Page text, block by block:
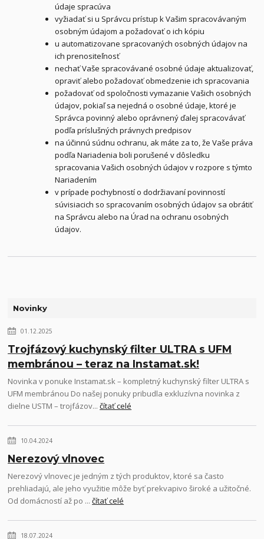
Novinky
01.12.2025
Trojfázový kuchynský filter ULTRA s UFM
membránou – teraz na Instamat.sk!
Novinka v ponuke Instamat.sk – kompletný kuchynský filter ULTRA s
UFM membránou Do našej ponuky pribudla exkluzívna novinka z
dielne USTM – trojfázov...čítať celé
10.04.2024
Nerezový vlnovec
Nerezový vlnovec je jedným z tých produktov, ktoré sa často
prehliadajú, ale jeho využitie môže byť prekvapivo široké a užitočné.
Od domácností až po ...čítať celé
18.07.2024
údaje spracúva
vyžiadať si u Správcu prístup k Vašim spracovávaným
osobným údajom a požadovať o ich kópiu
u automatizovane spracovaných osobných údajov na
ich prenositeľnosť
nechať Vaše spracovávané osobné údaje aktualizovať,
opraviť alebo požadovať obmedzenie ich spracovania
požadovať od spoločnosti vymazanie Vašich osobných
údajov, pokiaľ sa nejedná o osobné údaje, ktoré je
Správca povinný alebo oprávnený ďalej spracovávať
podľa príslušných právnych predpisov
na účinnú súdnu ochranu, ak máte za to, že Vaše práva
podľa Nariadenia boli porušené v dôsledku
spracovania Vašich osobných údajov v rozpore s týmto
Nariadením
v prípade pochybností o dodržiavaní povinností
súvisiacich so spracovaním osobných údajov sa obrátiť
na Správcu alebo na Úrad na ochranu osobných
údajov.